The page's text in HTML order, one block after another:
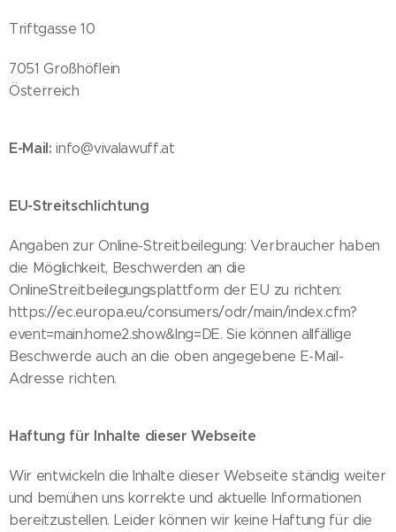
Triftgasse 10
7051 Großhöflein
Österreich
E-Mail: info@vivalawuff.at
EU-Streitschlichtung
Angaben zur Online-Streitbeilegung: Verbraucher haben
die Möglichkeit, Beschwerden an die
OnlineStreitbeilegungsplattform der EU zu richten:
https://ec.europa.eu/consumers/odr/main/index.cfm?
event=main.home2.show&lng=DE. Sie können allfällige
Beschwerde auch an die oben angegebene E-Mail-
Adresse richten.
Haftung für Inhalte dieser Webseite
Wir entwickeln die Inhalte dieser Webseite ständig weiter
und bemühen uns korrekte und aktuelle Informationen
bereitzustellen. Leider können wir keine Haftung für die